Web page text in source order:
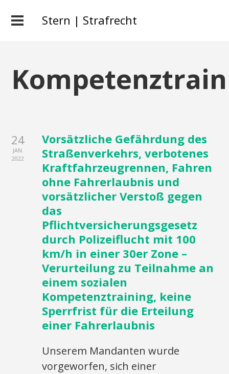
Stern | Strafrecht
24
JAN.
2022
Vorsätzliche Gefährdung des
Straßenverkehrs, verbotenes
Kraftfahrzeugrennen, Fahren
ohne Fahrerlaubnis und
vorsätzlicher Verstoß gegen
das
Pflichtversicherungsgesetz
durch Polizeiflucht mit 100
km/h in einer 30er Zone –
Verurteilung zu Teilnahme an
einem sozialen
Kompetenztraining, keine
Sperrfrist für die Erteilung
einer Fahrerlaubnis
Unserem Mandanten wurde
vorgeworfen, sich einer